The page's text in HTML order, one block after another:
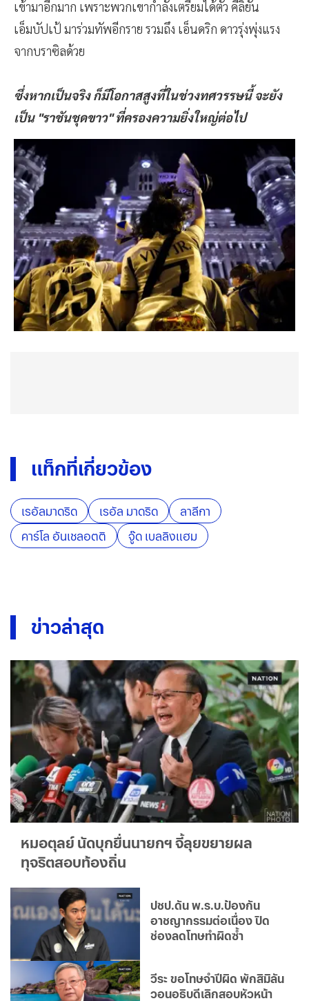
เข้ามาอีกมาก เพราะพวกเขากำลังเตรียมได้ตัว คีลิยัน
เอ็มบัปเป้ มาร่วมทัพอีกราย รวมถึง เอ็นดริก ดาวรุ่งพุ่งแรง
จากบราซิลด้วย
ซึ่งหากเป็นจริง ก็มีโอกาสสูงที่ในช่วงทศวรรษนี้ จะยัง
เป็น "ราชันชุดขาว" ที่ครองความยิ่งใหญ่ต่อไป
แท็กที่เกี่ยวข้อง
เรอัลมาดริด เรอัล มาดริด
ลาลีกา
คาร์โล อันเชลอตติ
จู๊ด เบลลิงแฮม
ข่าวล่าสุด
หมอตุลย์ นัดบุกยื่นนายกฯ จี้ลุยขยายผล
ทุจริตสอบท้องถิ่น
ปชป.ดัน พ.ร.บ.ป้องกัน
อาชญากรรมต่อเนื่อง ปิด
ช่องลดโทษทำผิดซ้ำ
วีระ ขอโทษจำปีผิด พักสิมิลัน
วอนอธิบดีเลิกสอบหัวหน้า